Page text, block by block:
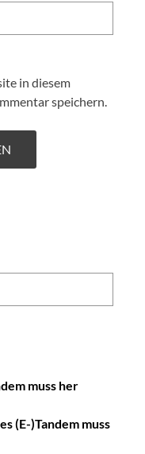
in diesem
speichern.
muss her
(E-)Tandem muss